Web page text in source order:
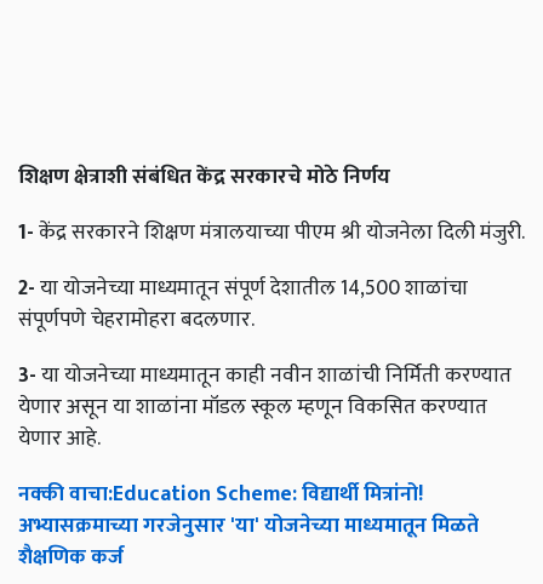
शिक्षणक्षेत्राशीसंबंधितकेंद्रसरकारचेमोठेनिर्णय
1-केंद्र सरकारने शिक्षण मंत्रालयाच्या पीएम श्री योजनेला दिली मंजुरी.
2-या योजनेच्या माध्यमातून संपूर्ण देशातील 14,500 शाळांचा
संपूर्णपणे चेहरामोहरा बदलणार.
3-या योजनेच्या माध्यमातून काही नवीन शाळांची निर्मिती करण्यात
येणार असून या शाळांना मॉडल स्कूल म्हणून विकसित करण्यात
येणार आहे.
नक्कीवाचा:Education Scheme:विद्यार्थीमित्रांनो!
अभ्यासक्रमाच्यागरजेनुसार'या'योजनेच्यामाध्यमातूनमिळते
शैक्षणिककर्ज